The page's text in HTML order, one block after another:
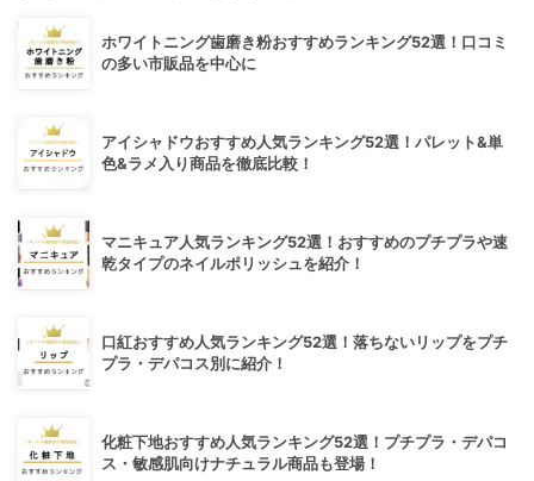
ホワイトニング歯磨き粉おすすめランキング52選！口コミ
の多い市販品を中心に
アイシャドウおすすめ人気ランキング52選！パレット&単
色&ラメ入り商品を徹底比較！
マニキュア人気ランキング52選！おすすめのプチプラや速
乾タイプのネイルポリッシュを紹介！
口紅おすすめ人気ランキング52選！落ちないリップをプチ
プラ・デパコス別に紹介！
化粧下地おすすめ人気ランキング52選！プチプラ・デパコ
ス・敏感肌向けナチュラル商品も登場！